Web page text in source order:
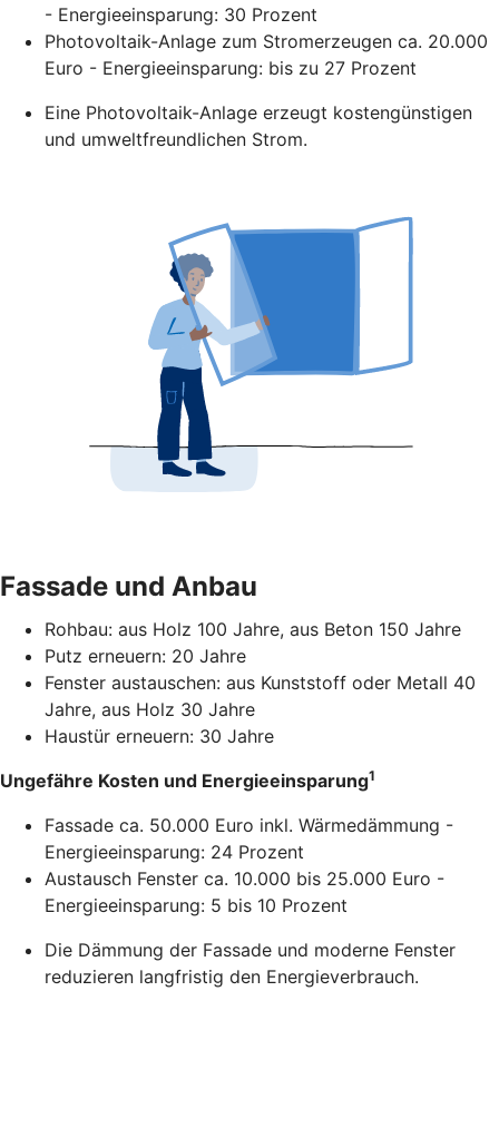
- Energieeinsparung: 30 Prozent
Photovoltaik-Anlage zum Stromerzeugen ca. 20.000
Euro - Energieeinsparung: bis zu 27 Prozent
Eine Photovoltaik-Anlage erzeugt kostengünstigen
und umweltfreundlichen Strom.
Fassade und Anbau
Rohbau: aus Holz 100 Jahre, aus Beton 150 Jahre
Putz erneuern: 20 Jahre
Fenster austauschen: aus Kunststoff oder Metall 40
Jahre, aus Holz 30 Jahre
Haustür erneuern: 30 Jahre
Ungefähre Kosten und Energieeinsparung1
Fassade ca. 50.000 Euro inkl. Wärmedämmung -
Energieeinsparung: 24 Prozent
Austausch Fenster ca. 10.000 bis 25.000 Euro -
Energieeinsparung: 5 bis 10 Prozent
Die Dämmung der Fassade und moderne Fenster
reduzieren langfristig den Energieverbrauch.